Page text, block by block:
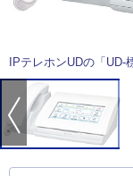
IPテレホンUDの「UD-